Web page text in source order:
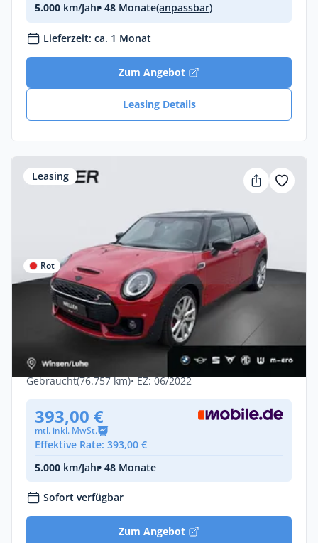
5.000 km/Jahr• 48 Monate(anpassbar)
Lieferzeit: ca. 1 Monat
Zum Angebot
Leasing Details
Leasing
Rot
Privat & Gewerbe
MINI JCW-Trim Navi,RFK,HK,Ad-Fw/LED
Sportpaket Klima
Diesel •Automatik •
190 PS (140 kW)
Gebraucht(76.757 km)• EZ: 06/2022
393,00 €
mtl. inkl. MwSt.
Effektive Rate: 393,00 €
5.000 km/Jahr• 48 Monate
Sofort verfügbar
Zum Angebot